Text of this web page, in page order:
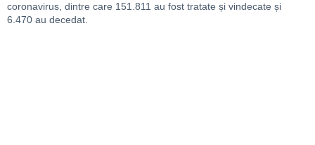
coronavirus, dintre care 151.811 au fost tratate și vindecate și
6.470 au decedat.